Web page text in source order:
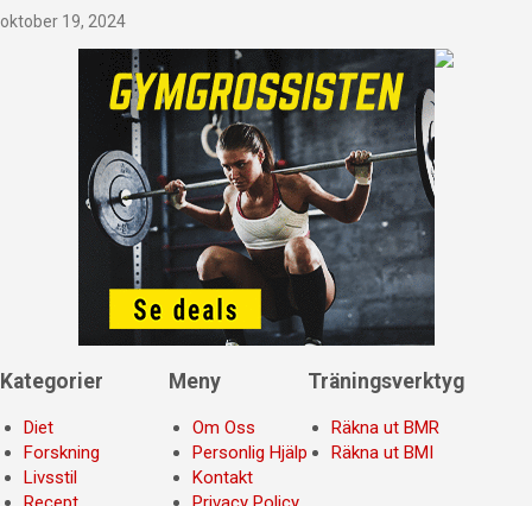
oktober 19, 2024
Kategorier
Diet
Forskning
Livsstil
Meny
Om Oss
Personlig Hjälp
Kontakt
Träningsverktyg
Räkna ut BMR
Räkna ut BMI